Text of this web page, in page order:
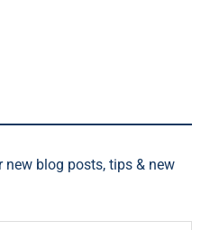
blog posts, tips & new